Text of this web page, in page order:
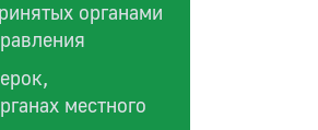
органами
местного